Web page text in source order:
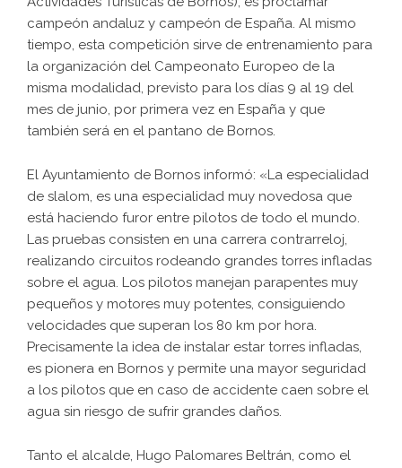
campeón andaluz y campeón de España. Al mismo
tiempo, esta competición sirve de entrenamiento para
la organización del Campeonato Europeo de la
misma modalidad, previsto para los días 9 al 19 del
mes de junio, por primera vez en España y que
también será en el pantano de Bornos.
El Ayuntamiento de Bornos informó: «La especialidad
de slalom, es una especialidad muy novedosa que
está haciendo furor entre pilotos de todo el mundo.
Las pruebas consisten en una carrera contrarreloj,
realizando circuitos rodeando grandes torres infladas
sobre el agua. Los pilotos manejan parapentes muy
pequeños y motores muy potentes, consiguiendo
velocidades que superan los 80 km por hora.
Precisamente la idea de instalar estar torres infladas,
es pionera en Bornos y permite una mayor seguridad
a los pilotos que en caso de accidente caen sobre el
agua sin riesgo de sufrir grandes daños.
Tanto el alcalde, Hugo Palomares Beltrán, como el